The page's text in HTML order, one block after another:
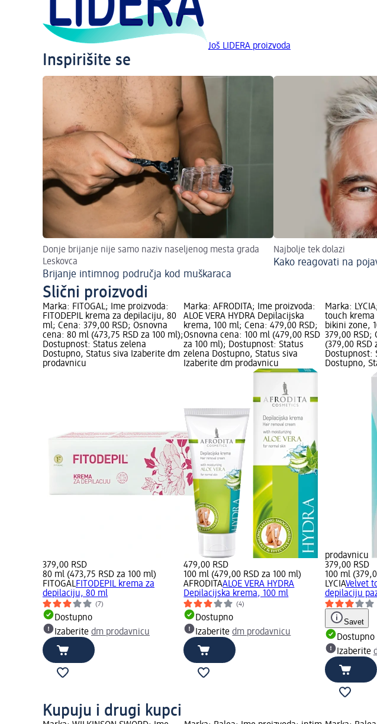
Još LIDERA proizvoda
Inspirišite se
Donje brijanje nije samo naziv naseljenog mesta grada
Leskovca
Brijanje intimnog područja kod muškaraca
Najbolje tek dolazi
Kako reagovati na
Slični proizvodi
Marka: FITOGAL; Ime proizvoda:
FITODEPIL krema za depilaciju, 80
ml; Cena: 379,00 RSD; Osnovna
cena: 80 ml (473,75 RSD za 100 ml);
Dostupnost: Status zelena
Dostupno, Status siva Izaberite dm
prodavnicu
379,00 RSD
80 ml (473,75 RSD za 100 ml)
FITOGALFITODEPIL krema za
depilaciju, 80 ml
(7)
Dostupno
Izaberite dm prodavnicu
Marka: AFRODITA; Ime proizvoda:
ALOE VERA HYDRA Depilacijska
krema, 100 ml; Cena: 479,00 RSD;
Osnovna cena: 100 ml (479,00 RSD
za 100 ml); Dostupnost: Status
zelena Dostupno, Status siva
Izaberite dm prodavnicu
479,00 RSD
100 ml (479,00 RSD za 100 ml)
AFRODITAALOE VERA HYDRA
Depilacijska krema, 100 ml
(4)
Dostupno
Izaberitedm prodavnicu
Marka:
touch krema
bikini zone,
379,00 RSD;
(379,00 RSD
Dostupnost:
Dostupno,
prodavnicu
379,00 RSD
100 ml
LYCIAVelvet
depilaciju
Savet
Dostupno
Izaberite
Kupuju i drugi kupci